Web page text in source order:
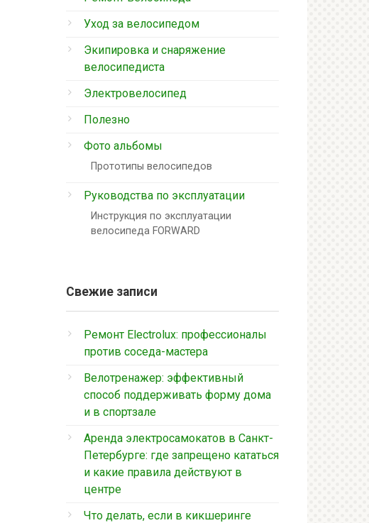
Уход за велосипедом
Экипировка и снаряжение
велосипедиста
Электровелосипед
Полезно
Фото альбомы
Прототипы велосипедов
Руководства по эксплуатации
Инструкция по эксплуатации
велосипеда FORWARD
Свежие записи
Ремонт Electrolux: профессионалы
против соседа-мастера
Велотренажер: эффективный
способ поддерживать форму дома
и в спортзале
Аренда электросамокатов в Санкт-
Петербурге: где запрещено кататься
и какие правила действуют в
центре
Что делать, если в кикшеринге